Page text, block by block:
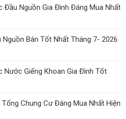
Đầu Nguồn Gia Đình Đáng Mua Nhất
Bán Tốt Nhất Tháng 7- 2026
Nước Giếng Khoan Gia Đình Tốt
Chung Cư Đáng Mua Nhất Hiện